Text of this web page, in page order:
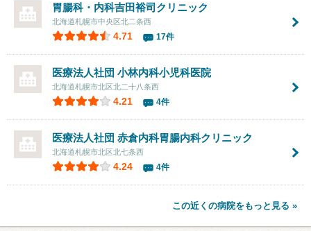
胃腸科・内科吉田裕司クリニック
北海道札幌市中央区北二条西
4.71 17件
医療法人社団 小林内科小児科医院
北海道札幌市北区北二十八条西
4.21 4件
医療法人社団 赤倉内科胃腸内科クリニック
北海道札幌市北区北七条西
4.24 4件
この近くの病院をもっと見る »